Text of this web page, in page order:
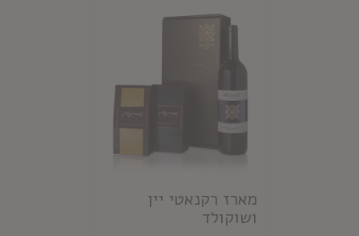
מארז רקנאטי יין
ושוקולד